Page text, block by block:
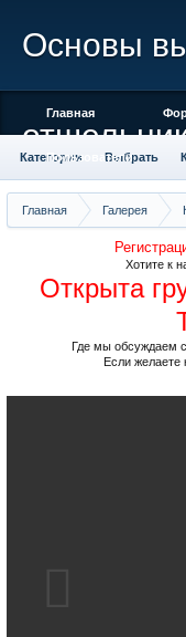
Главная Галерея
Красивые фото со
Хотите к
Открыта
Где мы обсуждаем
Если желаете
Основы
Главная
Категории Выбрать
Места отмеченные на карте
Пользователи